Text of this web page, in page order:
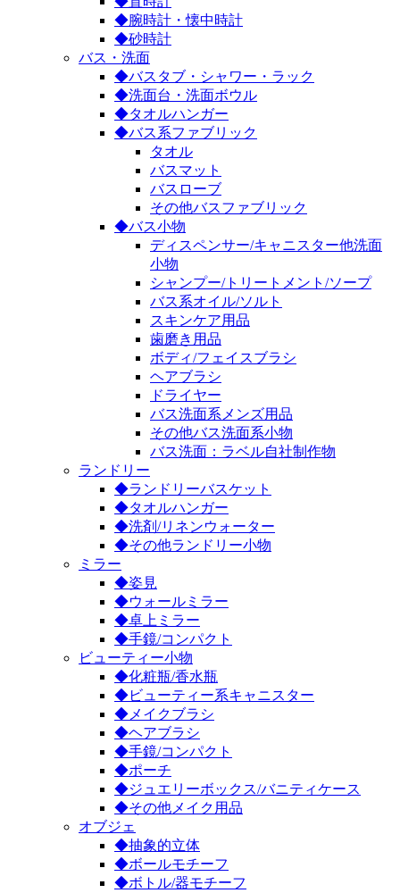
◆腕時計・懐中時計
◆砂時計
バス・洗面
◆バスタブ・シャワー・ラック
◆洗面台・洗面ボウル
◆タオルハンガー
◆バス系ファブリック
タオル
バスマット
バスローブ
その他バスファブリック
◆バス小物
ディスペンサー/キャニスター他洗面
小物
シャンプー/トリートメント/ソープ
バス系オイル/ソルト
スキンケア用品
歯磨き用品
ボディ/フェイスブラシ
ヘアブラシ
ドライヤー
バス洗面系メンズ用品
その他バス洗面系小物
バス洗面：ラベル自社制作物
ランドリー
◆ランドリーバスケット
◆タオルハンガー
◆洗剤/リネンウォーター
◆その他ランドリー小物
ミラー
◆姿見
◆ウォールミラー
◆卓上ミラー
◆手鏡/コンパクト
ビューティー小物
◆化粧瓶/香水瓶
◆ビューティー系キャニスター
◆メイクブラシ
◆ヘアブラシ
◆手鏡/コンパクト
◆ポーチ
◆ジュエリーボックス/バニティケース
◆その他メイク用品
オブジェ
◆抽象的立体
◆ボールモチーフ
◆ボトル/器モチーフ